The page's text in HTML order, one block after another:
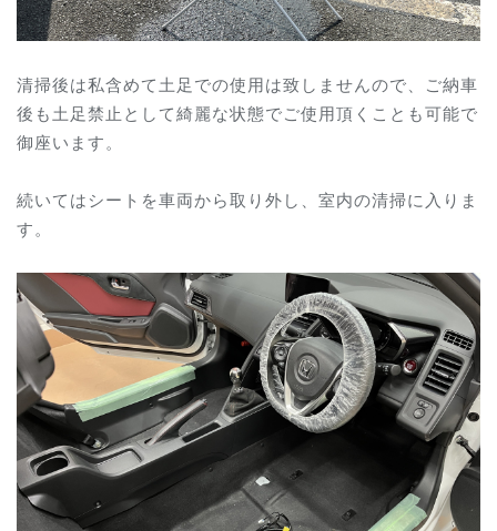
清掃後は私含めて土足での使用は致しませんので、ご納車
後も土足禁止として綺麗な状態でご使用頂くことも可能で
御座います。
続いてはシートを車両から取り外し、室内の清掃に入りま
す。